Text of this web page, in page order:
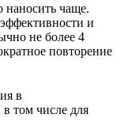
чаще.
и
не более 4
повторение
в
в том числе для